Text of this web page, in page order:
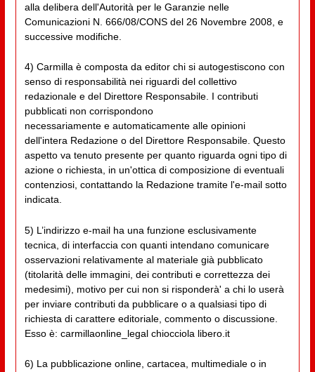
alla delibera dell'Autorità per le Garanzie nelle
Comunicazioni N. 666/08/CONS del 26 Novembre 2008, e
successive modifiche.
4) Carmilla è composta da editor chi si autogestiscono con
senso di responsabilità nei riguardi del collettivo
redazionale e del Direttore Responsabile. I contributi
pubblicati non corrispondono
necessariamente e automaticamente alle opinioni
dell'intera Redazione o del Direttore Responsabile. Questo
aspetto va tenuto presente per quanto riguarda ogni tipo di
azione o richiesta, in un'ottica di composizione di eventuali
contenziosi, contattando la Redazione tramite l'e-mail sotto
indicata.
5) L’indirizzo e-mail ha una funzione esclusivamente
tecnica, di interfaccia con quanti intendano comunicare
osservazioni relativamente al materiale già pubblicato
(titolarità delle immagini, dei contributi e correttezza dei
medesimi), motivo per cui non si risponderà' a chi lo userà
per inviare contributi da pubblicare o a qualsiasi tipo di
richiesta di carattere editoriale, commento o discussione.
Esso è: carmillaonline_legal chiocciola libero.it
6) La pubblicazione online, cartacea, multimediale o in